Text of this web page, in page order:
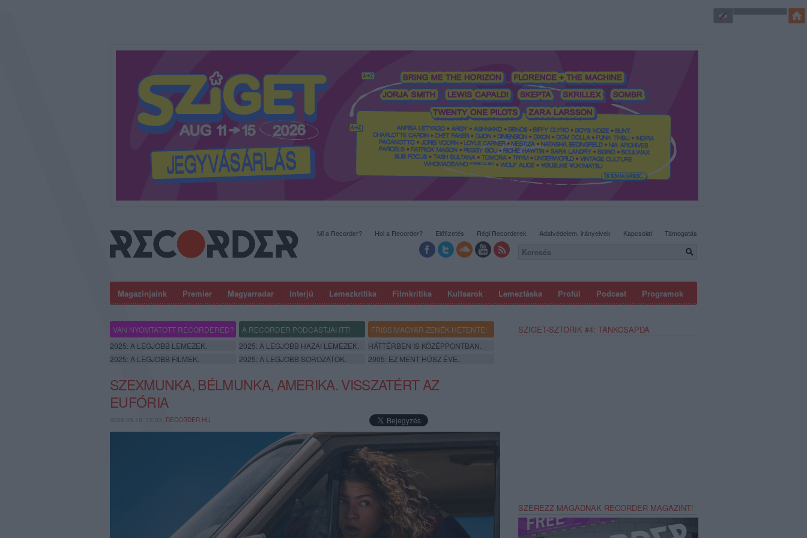
Magazinjaink Premier Magyarradar Interjú Lemezkritika Filmkritika Kultsarok Lemeztáska Profül Podcast Programok
Mi a Recorder? Hol a Recorder? Előfizetés Régi Recorderek Adatvédelem, irányelvek Kapcsolat Támogatás
VAN NYOMTATOTT RECORDERED? A RECORDER PODCASTJAI ITT!
FRISS MAGYAR ZENÉK HETENTE!
2025: A LEGJOBB LEMEZEK.
2025: A LEGJOBB HAZAI LEMEZEK.
HÁTTÉRBEN IS KÖZÉPPONTBAN.
2025: A LEGJOBB FILMEK.
2025: A LEGJOBB SOROZATOK. 2005: EZ MENT HÚSZ ÉVE.
SZEXMUNKA, BÉLMUNKA, AMERIKA. VISSZATÉRT AZ
EUFÓRIA
2026.05.18. 15:03, RECORDER.HU
SZIGET-SZTORIK #4: TANKCSAPDA
SZEREZZ MAGADNAK RECORDER MAGAZINT!
SÜTI BEÁLLÍTÁSOK MÓDOSÍTÁSA